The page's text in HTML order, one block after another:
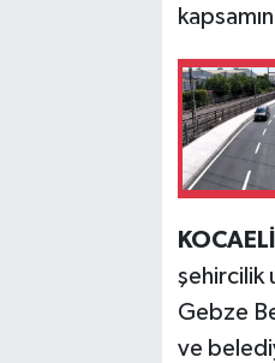
şehircilik
Gebze
ve